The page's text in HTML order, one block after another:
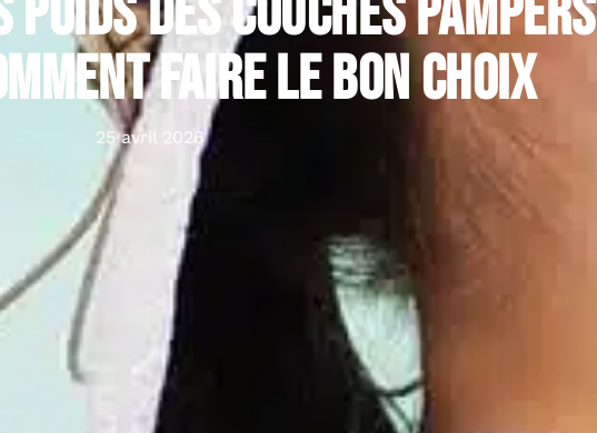
des couches Pampers
faire le bon choix
25 avril 2026